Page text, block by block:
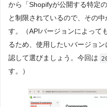
から「Shopifyが公開する特定
と制限されているので、その
す。（APIバージョンによって
るため、使用したいバージョン
認して選びましょう。今回は
す。）